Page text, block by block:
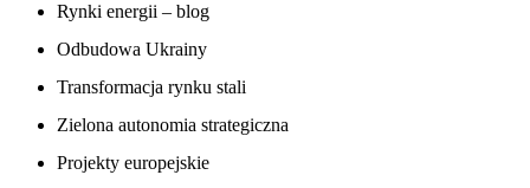
Rynki energii – blog
Odbudowa Ukrainy
Transformacja rynku stali
Zielona autonomia strategiczna
Projekty europejskie